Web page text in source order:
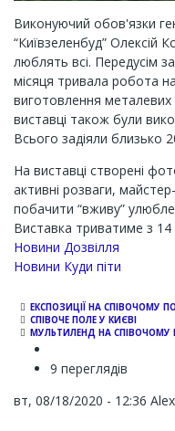
Виконуючий обов'язки
“Київзеленбуд” Олексій
люблять всі. Передусім
місяця тривала робота
виготовлення металевих
виставці також були
Всього задіяли близько
На виставці створені
активні розваги,
побачити “вживу”
Виставка триватиме з
Новини Дозвілля
Новини Куди піти
ЕКСПОЗИЦІЇ НА СПІВОЧОМУ
СПІВОЧЕ ПОЛЕ У КИЄВІ
МУЛЬТИЛЕНД НА СПІВОЧОМУ
9 переглядів
вт, 08/18/2020 - 12:36